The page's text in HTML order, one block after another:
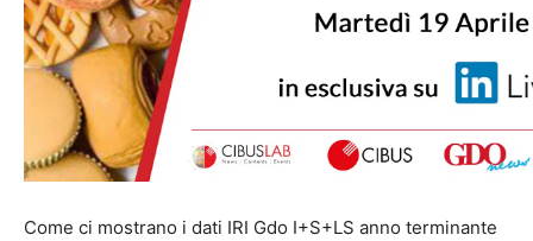
Come ci mostrano i dati IRI Gdo I+S+LS anno terminante